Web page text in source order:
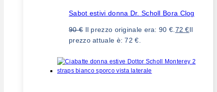
Sabot estivi donna Dr. Scholl Bora Clog
90€ Il prezzo originale era: 90 €. 72€Il
prezzo attuale è: 72 €.